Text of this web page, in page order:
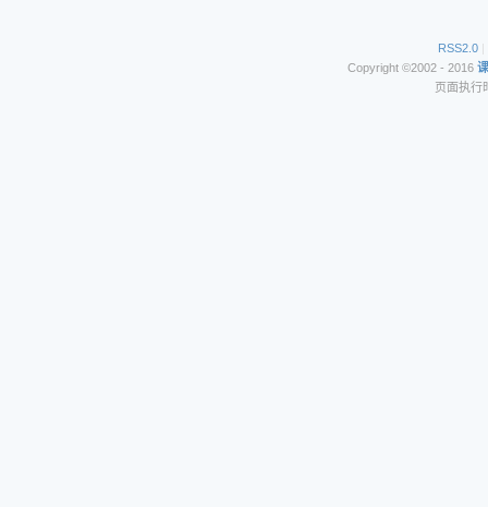
RSS2.0 |
Copyright ©2002 - 2016
页面执行